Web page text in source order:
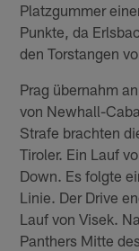
Platzgummer
Punkte, da
den Torstangen
Prag übernahm
von Newhall-
Strafe brachten
Tiroler. Ein Lauf
Down. Es folgte
Linie. Der Drive
Lauf von Visek.
Panthers Mitte